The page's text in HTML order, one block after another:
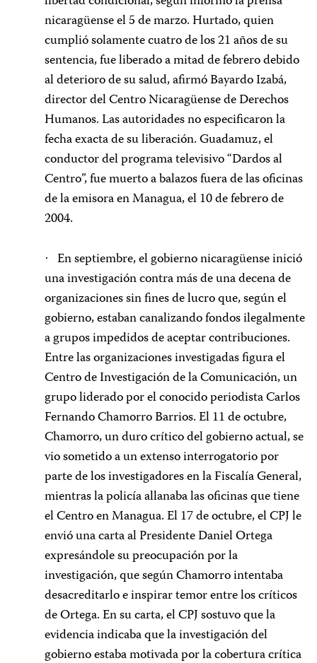
nicaragüense el 5 de marzo. Hurtado, quien
cumplió solamente cuatro de los 21 años de su
sentencia, fue liberado a mitad de febrero debido
al deterioro de su salud, afirmó Bayardo Izabá,
director del Centro Nicaragüense de Derechos
Humanos. Las autoridades no especificaron la
fecha exacta de su liberación. Guadamuz, el
conductor del programa televisivo “Dardos al
Centro”, fue muerto a balazos fuera de las oficinas
de la emisora en Managua, el 10 de febrero de
2004.
·
En septiembre, el gobierno nicaragüense inició
una investigación contra más de una decena de
organizaciones sin fines de lucro que, según el
gobierno, estaban canalizando fondos ilegalmente
a grupos impedidos de aceptar contribuciones.
Entre las organizaciones investigadas figura el
Centro de Investigación de la Comunicación, un
grupo liderado por el conocido periodista Carlos
Fernando Chamorro Barrios. El 11 de octubre,
Chamorro, un duro crítico del gobierno actual, se
vio sometido a un extenso interrogatorio por
parte de los investigadores en la Fiscalía General,
mientras la policía allanaba las oficinas que tiene
el Centro en Managua. El 17 de octubre, el CPJ le
envió una carta al Presidente Daniel Ortega
expresándole su preocupación por la
investigación, que según Chamorro intentaba
desacreditarlo e inspirar temor entre los críticos
de Ortega. En su carta, el CPJ sostuvo que la
evidencia indicaba que la investigación del
gobierno estaba motivada por la cobertura crítica